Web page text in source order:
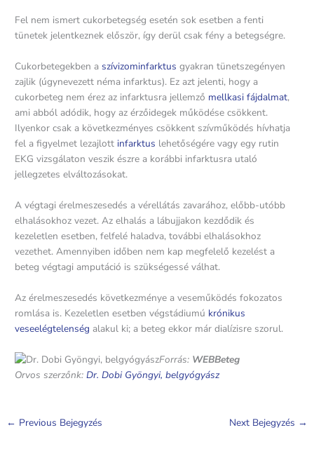
Fel nem ismert cukorbetegség esetén sok esetben a fenti
tünetek jelentkeznek először, így derül csak fény a betegségre.
Cukorbetegekben aszívizominfarktus gyakran tünetszegényen
zajlik (úgynevezett néma infarktus). Ez azt jelenti, hogy a
cukorbeteg nem érez az infarktusra jellemző mellkasi fájdalmat,
ami abból adódik, hogy az érzőidegek működése csökkent.
Ilyenkor csak a következményes csökkent szívműködés hívhatja
fel a figyelmet lezajlott infarktus lehetőségére vagy egy rutin
EKG vizsgálaton veszik észre a korábbi infarktusra utaló
jellegzetes elváltozásokat.
A végtagi érelmeszesedés a vérellátás zavarához, előbb-utóbb
elhalásokhoz vezet. Az elhalás a lábujjakon kezdődik és
kezeletlen esetben, felfelé haladva, további elhalásokhoz
vezethet. Amennyiben időben nem kap megfelelő kezelést a
beteg végtagi amputáció is szükségessé válhat.
Az érelmeszesedés következménye a veseműködés fokozatos
romlása is. Kezeletlen esetben végstádiumú krónikus
veseelégtelenség alakul ki; a beteg ekkor már dialízisre szorul.
Forrás: WEBBeteg
Orvos szerzőnk:Dr. Dobi Gyöngyi, belgyógyász
← Previous Bejegyzés Next Bejegyzés →